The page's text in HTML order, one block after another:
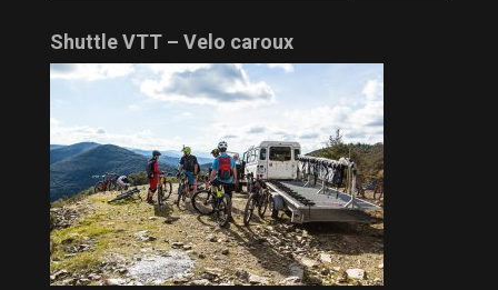
Shuttle VTT – Velo caroux